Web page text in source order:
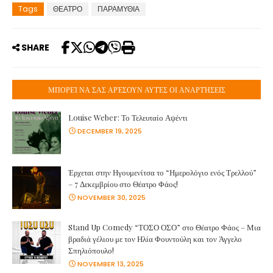
Tags ΘΕΑΤΡΟ ΠΑΡΑΜΥΘΙΑ
SHARE
ΜΠΟΡΕΊ ΝΑ ΣΑΣ ΑΡΈΣΟΥΝ ΑΥΤΈΣ ΟΙ ΑΝΑΡΤΉΣΕΙΣ
Louise Weber: Το Τελευταίο Αψέντι
DECEMBER 19, 2025
Έρχεται στην Ηγουμενίτσα το “Ημερολόγιο ενός Τρελλού”
– 7 Δεκεμβρίου στο Θέατρο Φάος!
NOVEMBER 30, 2025
Stand Up Comedy “ΤΟΣΟ ΟΣΟ” στο Θέατρο Φάος – Μια
βραδιά γέλιου με τον Ηλία Φουντούλη και τον Άγγελο
Σπηλιόπουλο!
NOVEMBER 13, 2025